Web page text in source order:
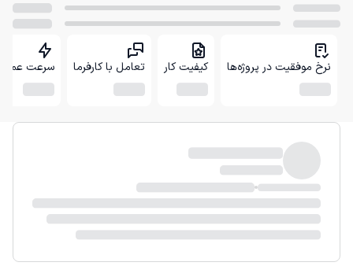
نرخ موفقیت در پروژه‌ها کیفیت کار تعامل با کارفرما سرعت عمل